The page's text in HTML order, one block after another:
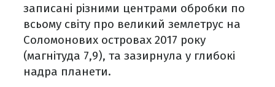
записані різними центрами обробки по
всьому світу про великий землетрус на
Соломонових островах 2017 року
(магнітуда 7,9), та зазирнула у глибокі
надра планети.